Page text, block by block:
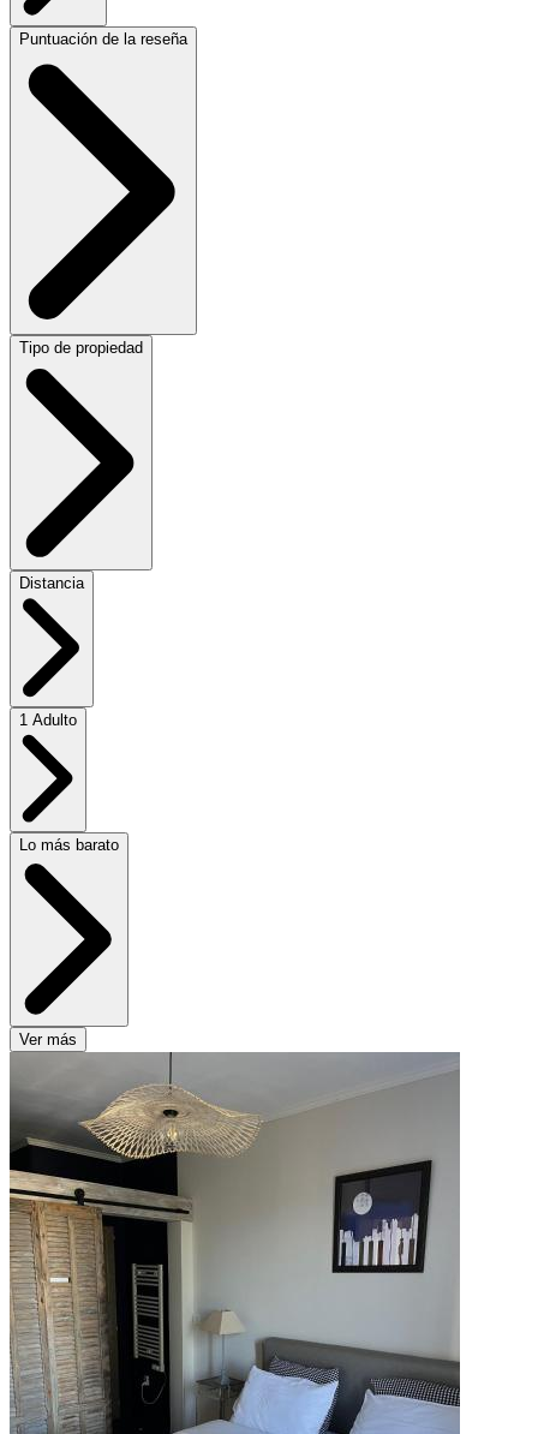
Puntuación de la reseña
Tipo de propiedad
Distancia
1 Adulto
Lo más barato
Ver más